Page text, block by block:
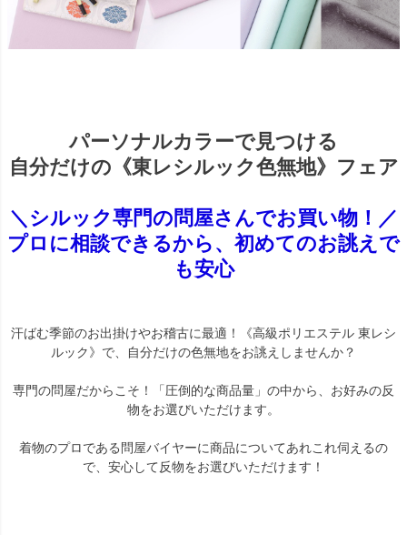
パーソナルカラーで見つける
自分だけの《東レシルック色無地》フェア
＼シルック専門の問屋さんでお買い物！／
プロに相談できるから、初めてのお誂えで
も安心
汗ばむ季節のお出掛けやお稽古に最適！《高級ポリエステル 東レシ
ルック》で、自分だけの色無地をお誂えしませんか？
専門の問屋だからこそ！「圧倒的な商品量」の中から、お好みの反
物をお選びいただけます。
着物のプロである問屋バイヤーに商品についてあれこれ伺えるの
で、安心して反物をお選びいただけます！